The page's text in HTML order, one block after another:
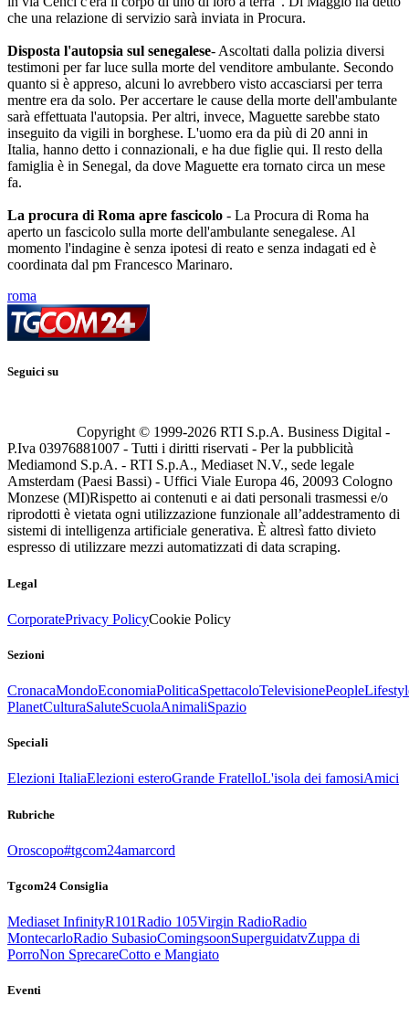
che una relazione di servizio sarà inviata in Procura.
Disposta l'autopsia sul senegalese- Ascoltati dalla polizia diversi
testimoni per far luce sulla morte del venditore ambulante. Secondo
quanto si è appreso, alcuni lo avrebbero visto accasciarsi per terra
mentre era da solo. Per accertare le cause della morte dell'ambulante
sarà effettuata l'autopsia. Per altri, invece, Maguette sarebbe stato
inseguito da vigili in borghese. L'uomo era da più di 20 anni in
Italia, hanno detto i connazionali, e ha due figlie qui. Il resto della
famiglia è in Senegal, da dove Maguette era tornato circa un mese
fa.
La procura di Roma apre fascicolo - La Procura di Roma ha
aperto un fascicolo sulla morte dell'ambulante senegalese. Al
momento l'indagine è senza ipotesi di reato e senza indagati ed è
coordinata dal pm Francesco Marinaro.
roma
Seguici su
Copyright © 1999-2026 RTI S.p.A. Business Digital -
P.Iva 03976881007 - Tutti i diritti riservati - Per la pubblicità
Mediamond S.p.A. - RTI S.p.A., Mediaset N.V., sede legale
Amsterdam (Paesi Bassi) - Uffici Viale Europa 46, 20093 Cologno
Monzese (MI)Rispetto ai contenuti e ai dati personali trasmessi e/o
riprodotti è vietata ogni utilizzazione funzionale all’addestramento di
sistemi di intelligenza artificiale generativa. È altresì fatto divieto
espresso di utilizzare mezzi automatizzati di data scraping.
Legal
CorporatePrivacy PolicyCookie Policy
Sezioni
CronacaMondoEconomiaPoliticaSpettacoloTelevisionePeople
PlanetCulturaSaluteScuolaAnimaliSpazio
Speciali
Elezioni ItaliaElezioni esteroGrande FratelloL'isola dei famosiAmici
Rubriche
Oroscopo#tgcom24amarcord
Tgcom24 Consiglia
Mediaset InfinityR101Radio 105Virgin RadioRadio
MontecarloRadio SubasioComingsoonSuperguidatvZuppa di
PorroNon SprecareCotto e Mangiato
Eventi